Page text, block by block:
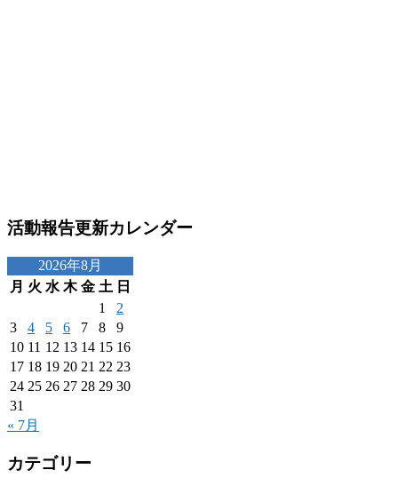
活動報告更新カレンダー
2026年8月
月 火 水 木 金 土 日
1
2
3
4 5 6 7 8
9
10 11 12 13 14 15 16
17 18 19 20 21 22 23
24 25 26 27 28 29 30
31
« 7月
カテゴリー